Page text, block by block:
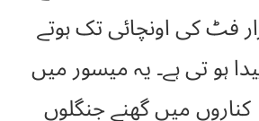
فٹ کی اونچائی تک ہوتے
ہو تی ہے۔ یہ میسور میں
میں گھنے جنگلوں